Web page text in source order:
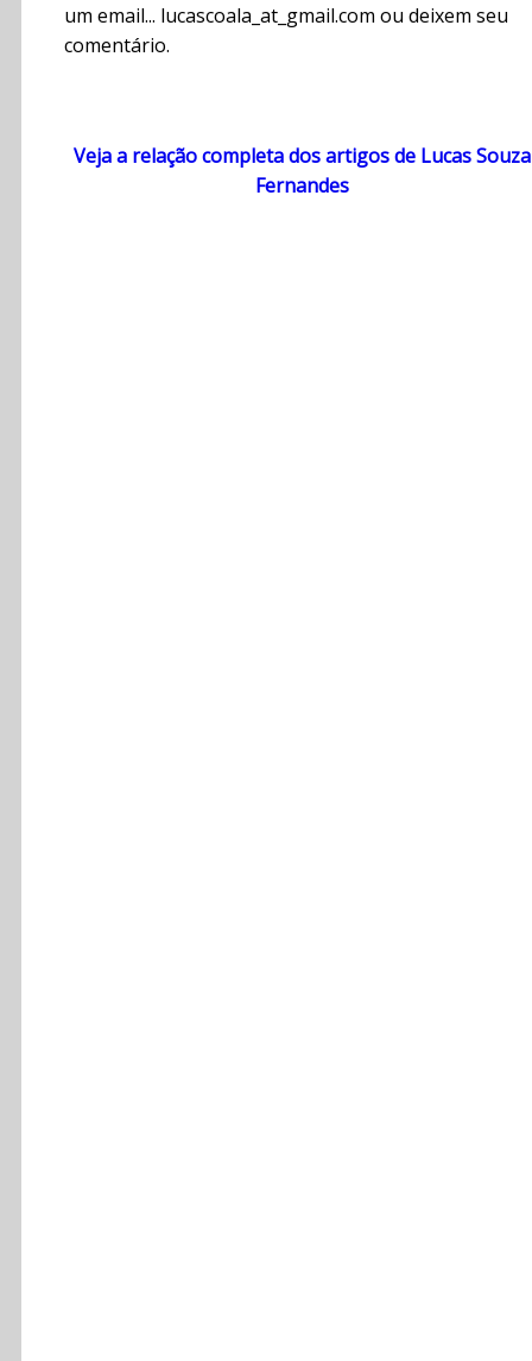
um email... lucascoala_at_gmail.com ou deixem seu
comentário.
Veja a relação completa dos artigos de Lucas Souza
Fernandes